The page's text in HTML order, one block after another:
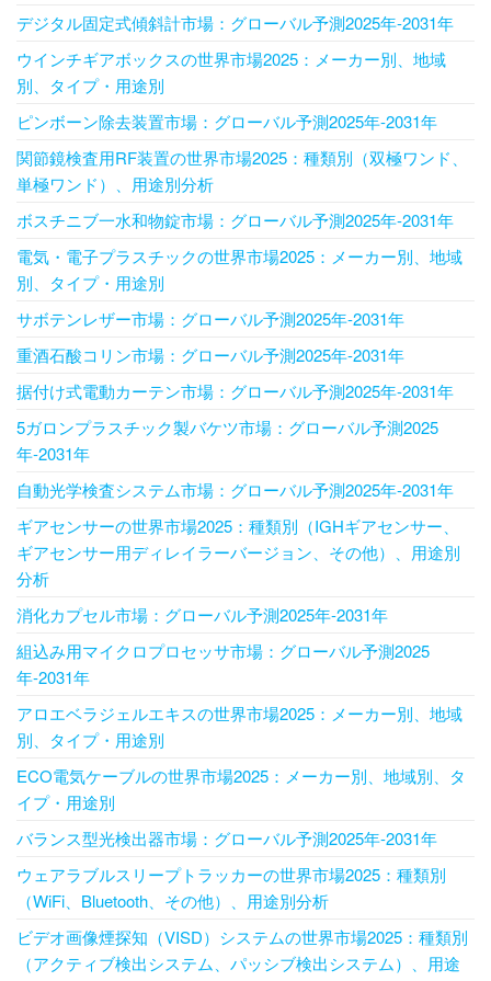
デジタル固定式傾斜計市場：グローバル予測2025年-2031年
ウインチギアボックスの世界市場2025：メーカー別、地域
別、タイプ・用途別
ピンボーン除去装置市場：グローバル予測2025年-2031年
関節鏡検査用RF装置の世界市場2025：種類別（双極ワンド、
単極ワンド）、用途別分析
ボスチニブ一水和物錠市場：グローバル予測2025年-2031年
電気・電子プラスチックの世界市場2025：メーカー別、地域
別、タイプ・用途別
サボテンレザー市場：グローバル予測2025年-2031年
重酒石酸コリン市場：グローバル予測2025年-2031年
据付け式電動カーテン市場：グローバル予測2025年-2031年
5ガロンプラスチック製バケツ市場：グローバル予測2025
年-2031年
自動光学検査システム市場：グローバル予測2025年-2031年
ギアセンサーの世界市場2025：種類別（IGHギアセンサー、
ギアセンサー用ディレイラーバージョン、その他）、用途別
分析
消化カプセル市場：グローバル予測2025年-2031年
組込み用マイクロプロセッサ市場：グローバル予測2025
年-2031年
アロエベラジェルエキスの世界市場2025：メーカー別、地域
別、タイプ・用途別
ECO電気ケーブルの世界市場2025：メーカー別、地域別、タ
イプ・用途別
バランス型光検出器市場：グローバル予測2025年-2031年
ウェアラブルスリープトラッカーの世界市場2025：種類別
（WiFi、Bluetooth、その他）、用途別分析
ビデオ画像煙探知（VISD）システムの世界市場2025：種類別
（アクティブ検出システム、パッシブ検出システム）、用途